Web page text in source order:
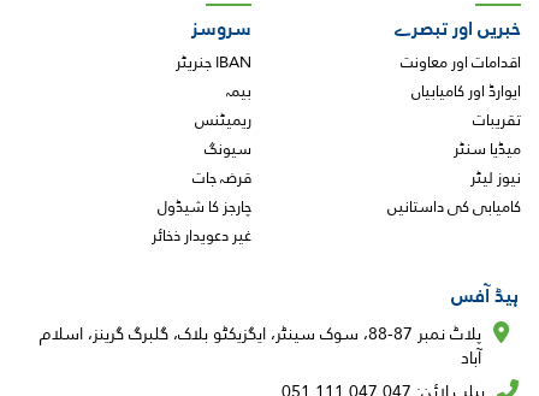
خبریں اور تبصرے
اقدامات اور معاونت
ایوارڈ اور کامیابیاں
تقریبات
میڈیا سنٹر
نیوز لیٹر
کامیابی کی داستانیں
سروسز
IBAN جنریٹر
بیمہ
ریمیٹنس
سیونگ
قرضہ جات
چارجز کا شیڈول
غیر دعویدار ذخائر
ہیڈ آفس
پلاٹ نمبر 87-88، سوک سینٹر، ایگزیکٹو بلاک، گلبرگ گرینز، اسلام
آباد